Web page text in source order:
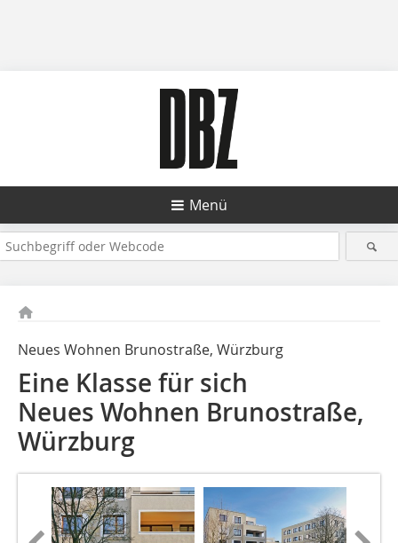
Menü
Neues Wohnen Brunostraße, Würzburg
Eine Klasse für sich
Neues Wohnen Brunostraße,
Würzburg